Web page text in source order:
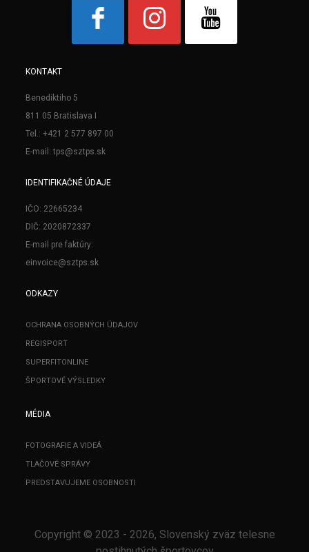
KONTAKT
Benediktiho 5
811 05 Bratislava I
Tel.: +421 2 577 897 00
E-mail: tps@sztps.sk
IDENTIFIKAČNÉ ÚDAJE
IČO: 22665234
DIČ: 2020872337
E-mail pre faktúry:
einvoice@sztps.sk
ODKAZY
OCHRANA OSOBNÝCH ÚDAJOV
REGISPORT
SUPERFITONLINE
ŠPORTOVÉ VÝSLEDKY
MÉDIA
FOTOGRAFIE A VIDEÁ
TLAČOVÉ SPRÁVY
PREDSTAVUJEME OSOBNOSTI
Copyright © 2023 - 2026, Slovenský zväz telesne